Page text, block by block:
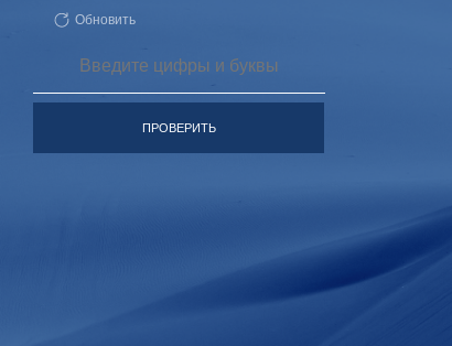
Обновить
ПРОВЕРИТЬ